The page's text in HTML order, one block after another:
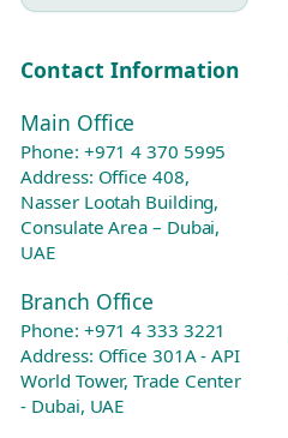
Contact Information
Main Office
Phone: +971 4 370 5995
Address: Office 408,
Nasser Lootah Building,
Consulate Area – Dubai,
UAE
Branch Office
Phone: +971 4 333 3221
Address: Office 301A - API
World Tower, Trade Center
- Dubai, UAE